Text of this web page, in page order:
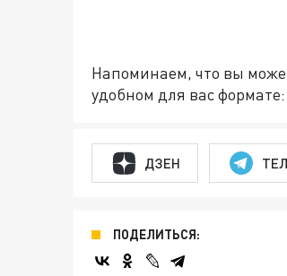
Напоминаем, что вы
удобном для вас
ДЗЕН
ПОДЕЛИТЬСЯ: